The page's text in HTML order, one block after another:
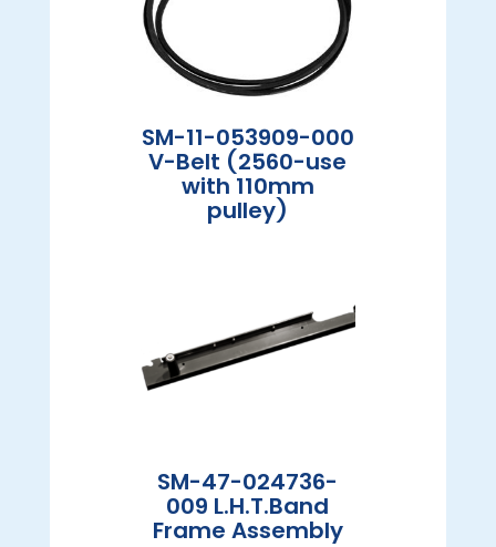
SM-11-053909-000
V-Belt (2560-use
with 110mm
pulley)
SM-47-024736-
009 L.H.T.Band
Frame Assembly